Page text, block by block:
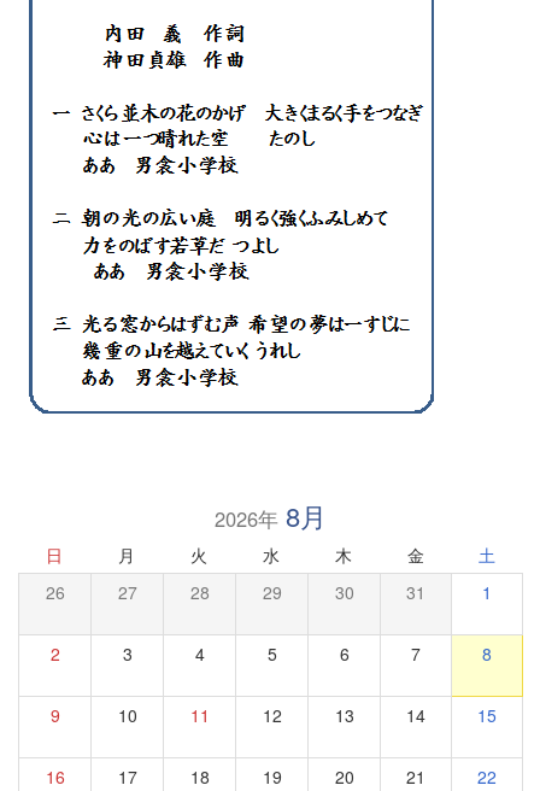
2026年8月
日 月 火 水 木 金 土
26 27 28 29 30 31 1
2 3 4 5 6 7 8
9 10 11 12 13 14 15
16 17 18 19 20 21 22